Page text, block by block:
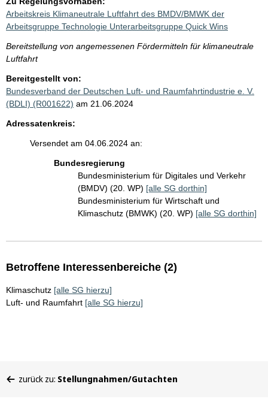
Arbeitskreis Klimaneutrale Luftfahrt des BMDV/BMWK der
Arbeitsgruppe Technologie Unterarbeitsgruppe Quick Wins
Bereitstellung von angemessenen Fördermitteln für klimaneutrale
Luftfahrt
Bereitgestellt von:
Bundesverband der Deutschen Luft- und Raumfahrtindustrie e. V.
(BDLI) (R001622) am 21.06.2024
Adressatenkreis:
Versendet am 04.06.2024 an:
Bundesregierung
Bundesministerium für Digitales und Verkehr
(BMDV) (20. WP) [alle SG dorthin]
Bundesministerium für Wirtschaft und
Klimaschutz (BMWK) (20. WP) [alle SG dorthin]
Betroffene Interessenbereiche (2)
Klimaschutz [alle SG hierzu]
Luft- und Raumfahrt [alle SG hierzu]
befinden
zurück zu: Stellungnahmen/Gutachten